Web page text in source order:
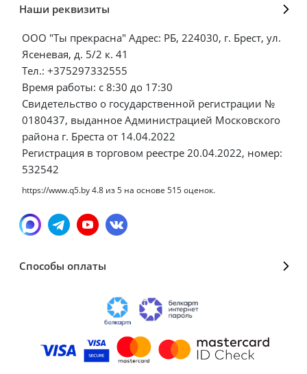
Наши реквизиты
ООО "Ты прекрасна" Адрес: РБ, 224030, г. Брест, ул.
Ясеневая, д. 5/2 к. 41
Тел.: +375297332555
Время работы: с 8:30 до 17:30
Свидетельство о государственной регистрации №
0180437, выданное Администрацией Московского
района г. Бреста от 14.04.2022
Регистрация в торговом реестре 20.04.2022, номер:
532542
https://www.q5.by4.8 из5 на основе 515оценок.
Способы оплаты